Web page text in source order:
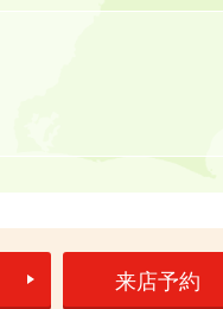
来店予約